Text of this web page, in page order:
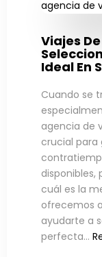
Viajes
Ideal En
Cuando se
agencia de
crucial para
cuál es la
ofrecemos
ayudarte a
perfecta…